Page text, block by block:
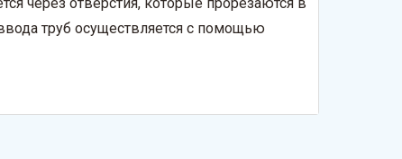
труб осуществляется с помощью